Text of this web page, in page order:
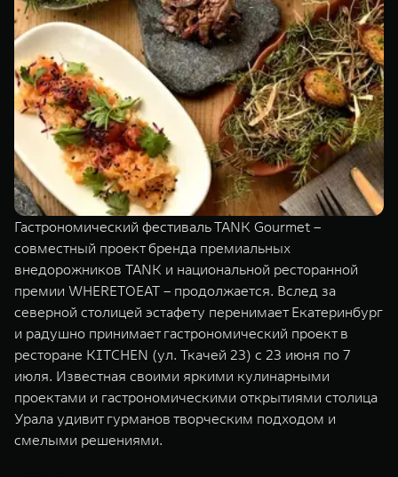
TANK 500
Веди за собой
от 6 499 000 ₽
TANK 700
Сила
от 10 199
WEY 07
Расширяя границы комфорта
от 6 149 000 ₽
WEY 05
ПОКУПКА АВТОМОБИЛЯ
TANK Финансы
Корпоративным клиентам
TANK ФИНАНСЫ
TANK Кредит
TANK Лизинг
TANK Страхование
Сервис
Специальные предложения
Моторные масла
ЦИФРОВЫЕ СЕРВИСЫ TANK
Цифровые сервисы TANK
Подписки
Гастрономический фестиваль TANK Gourmet –
совместный проект бренда премиальных
внедорожников TANK и национальной ресторанной
премии WHERETOEAT – продолжается. Вслед за
северной столицей эстафету перенимает Екатеринбург
и радушно принимает гастрономический проект в
ресторане KITCHEN (ул. Ткачей 23) с 23 июня по 7
июля. Известная своими яркими кулинарными
проектами и гастрономическими открытиями столица
Урала удивит гурманов творческим подходом и
смелыми решениями.